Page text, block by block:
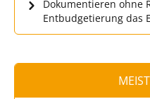
Dokumentieren ohne
Entbudgetierung das